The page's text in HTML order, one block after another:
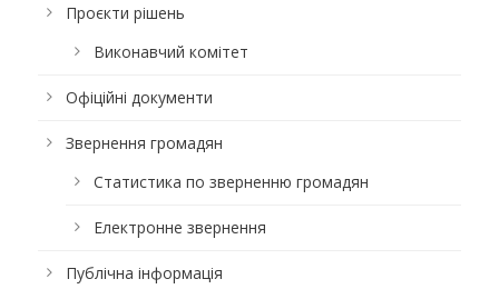
Проєкти рішень
Виконавчий комітет
Офіційні документи
Звернення громадян
Статистика по зверненню громадян
Електронне звернення
Публічна інформація